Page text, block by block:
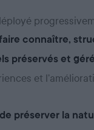
connaître,
préservés et
et
préserver la